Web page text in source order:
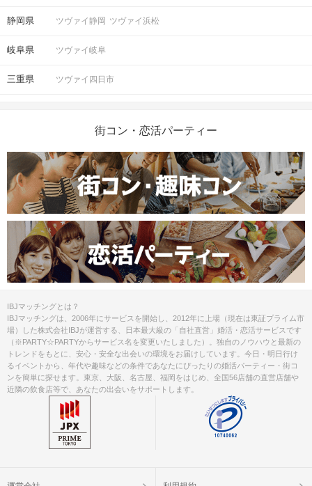
静岡県 ツヴァイ静岡 ツヴァイ浜松
岐阜県 ツヴァイ岐阜
三重県 ツヴァイ四日市
街コン・恋活パーティー
IBJマッチングとは？
IBJマッチングは、2006年にサービスを開始し、2012年に上場（現在は東証プライム市
場）した株式会社IBJが運営する、日本最大級の「自社直営」婚活・恋活サービスです
（※PARTY☆PARTYからサービス名を変更いたしました）。独自のノウハウと最新の
トレンドをもとに、安心・安全な出会いの環境をお届けしています。今日・明日行け
るイベントから、年代や趣味などの条件であなたにぴったりの婚活パーティー・街コ
ンを簡単に探せます。東京、大阪、名古屋、福岡をはじめ、全国56店舗の直営店舗や
近隣の飲食店等で、あなたの出会いをサポートします。